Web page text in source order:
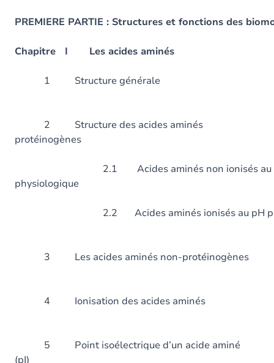
PREMIERE PARTIE : Structures et fonctions des
Chapitre I Les acides aminés
1 Structure
2 Structure des acides aminés
protéinogènes
2.1 Acides aminés non ionisés au
physiologique
2.2 Acides aminés ionisés au pH
3 Les acides aminés non-
4 Ionisation des
5 Point isoélectrique d’un acide aminé
(pI)